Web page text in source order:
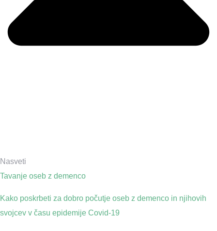
Nasveti
Tavanje oseb z demenco
Kako poskrbeti za dobro počutje oseb z demenco in njihovih
svojcev v času epidemije Covid-19